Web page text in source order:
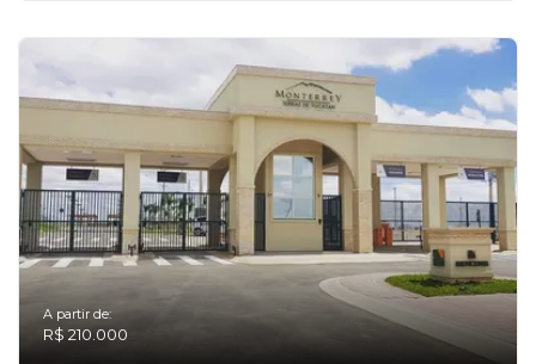
A partir de:
R$ 210.000